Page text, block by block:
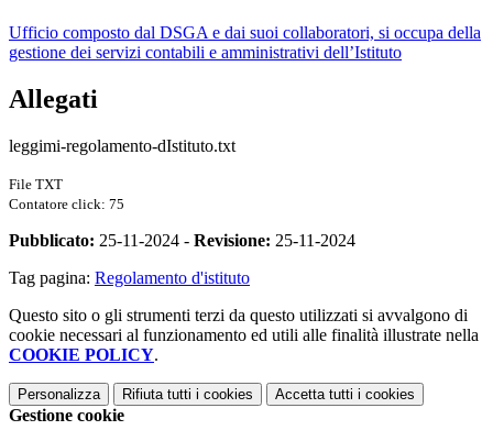
Ufficio composto dal DSGA e dai suoi collaboratori, si occupa della
gestione dei servizi contabili e amministrativi dell’Istituto
Allegati
leggimi-regolamento-dIstituto.txt
File TXT
Contatore click: 75
Pubblicato: 25-11-2024 - Revisione: 25-11-2024
Tag pagina: Regolamento d'istituto
Questo sito o gli strumenti terzi da questo utilizzati si avvalgono di
cookie necessari al funzionamento ed utili alle finalità illustrate nella
COOKIE POLICY.
Personalizza Rifiuta tutti i cookies Accetta tutti i cookies
Gestione cookie